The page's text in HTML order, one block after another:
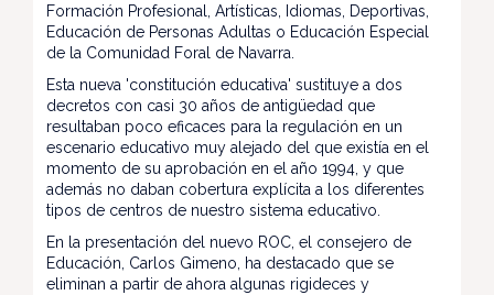
Formación Profesional, Artísticas, Idiomas, Deportivas,
Educación de Personas Adultas o Educación Especial
de la Comunidad Foral de Navarra.
Esta nueva 'constitución educativa' sustituye a dos
decretos con casi 30 años de antigüedad que
resultaban poco eficaces para la regulación en un
escenario educativo muy alejado del que existía en el
momento de su aprobación en el año 1994, y que
además no daban cobertura explícita a los diferentes
tipos de centros de nuestro sistema educativo.
En la presentación del nuevo ROC, el consejero de
Educación, Carlos Gimeno, ha destacado que se
eliminan a partir de ahora algunas rigideces y